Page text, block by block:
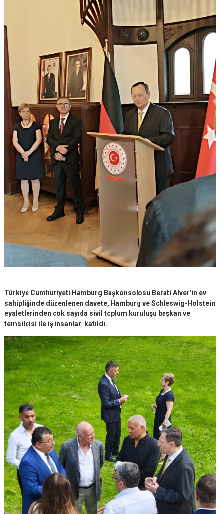
Türkiye Cumhuriyeti Hamburg Başkonsolosu Berati Alver’in ev
sahipliğinde düzenlenen davete, Hamburg ve Schleswig-Holstein
eyaletlerinden çok sayıda sivil toplum kuruluşu başkan ve
temsilcisi ile iş insanları katıldı.